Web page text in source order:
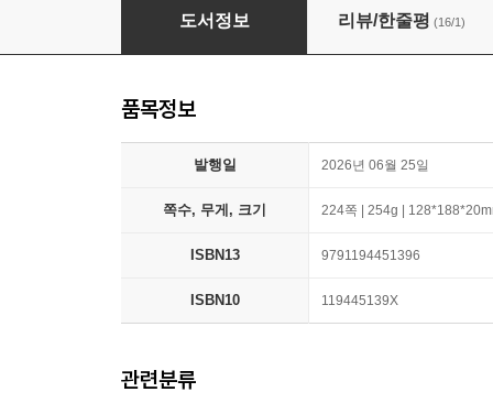
불안 비우기 연습
도서정보 리뷰/한줄평 (16/1)
품목정보
발행일 2026년 06월 25일
쪽수, 무게, 크기 224쪽 | 254g |
ISBN13 9791194451396
ISBN10 119445139X
관련분류